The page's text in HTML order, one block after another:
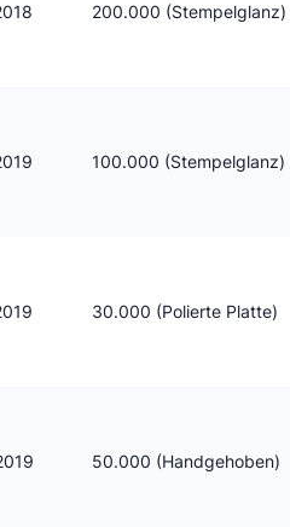
200.000 (Stempelglanz)
100.000 (Stempelglanz)
30.000 (Polierte Platte)
50.000 (Handgehoben)